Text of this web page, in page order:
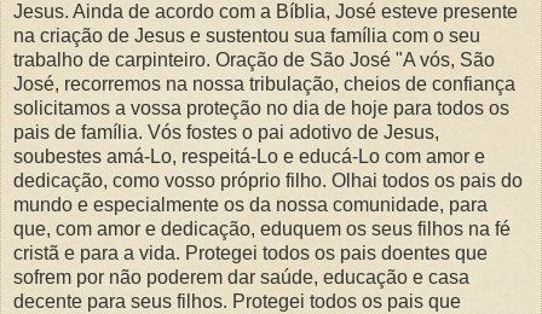
Jesus. Ainda de acordo com a Bíblia, José esteve presente
na criação de Jesus e sustentou sua família com o seu
trabalho de carpinteiro. Oração de São José "A vós, São
José, recorremos na nossa tribulação, cheios de confiança
solicitamos a vossa proteção no dia de hoje para todos os
pais de família. Vós fostes o pai adotivo de Jesus,
soubestes amá-Lo, respeitá-Lo e educá-Lo com amor e
dedicação, como vosso próprio filho. Olhai todos os pais do
mundo e especialmente os da nossa comunidade, para
que, com amor e dedicação, eduquem os seus filhos na fé
cristã e para a vida. Protegei todos os pais doentes que
sofrem por não poderem dar saúde, educação e casa
decente para seus filhos. Protegei todos os pais que